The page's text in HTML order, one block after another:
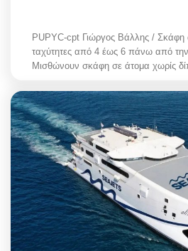
PUPYC-cpt Γιώργος Βάλλης / Σκάφη
ταχύτητες από 4 έως 6 πάνω από
Μισθώνουν σκάφη σε άτομα χωρίς